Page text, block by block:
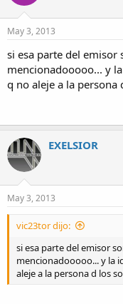
May 3, 2013
si esa parte del emisor
mencionadooooo... y
q no aleje a la
EXELSIOR
May 3, 2013
vic23tor dijo:
si esa parte del emisor
mencionadooooo... y la
aleje a la persona d los